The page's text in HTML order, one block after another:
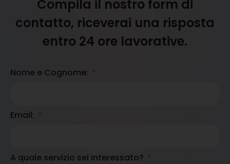
Compila il nostro form di
contatto, riceverai una risposta
entro 24 ore lavorative.
Nome e Cognome:
Email:
A quale servizio sei interessato?